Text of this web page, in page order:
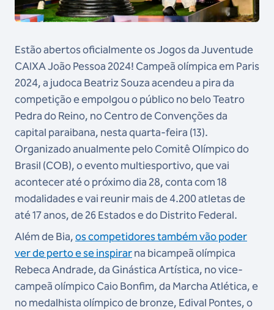
Estão abertos oficialmente os Jogos da Juventude
CAIXA João Pessoa 2024! Campeã olímpica em Paris
2024, a judoca Beatriz Souza acendeu a pira da
competição e empolgou o público no belo Teatro
Pedra do Reino, no Centro de Convenções da
capital paraibana, nesta quarta-feira (13).
Organizado anualmente pelo Comitê Olímpico do
Brasil (COB), o evento multiesportivo, que vai
acontecer até o próximo dia 28, conta com 18
modalidades e vai reunir mais de 4.200 atletas de
até 17 anos, de 26 Estados e do Distrito Federal.
Além de Bia,os competidores também vão poder
ver de perto e se inspirarna bicampeã olímpica
Rebeca Andrade, da Ginástica Artística, no vice-
campeã olímpico Caio Bonfim, da Marcha Atlética, e
no medalhista olímpico de bronze, Edival Pontes, o